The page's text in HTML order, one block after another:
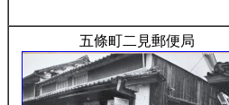
五條町二見郵便局